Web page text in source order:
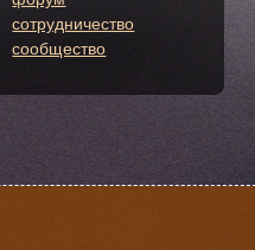
сотрудничество
сообщество